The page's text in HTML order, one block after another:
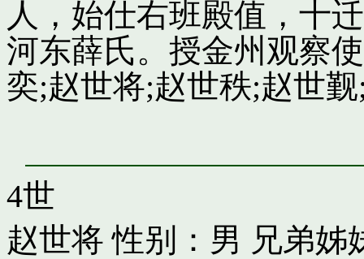
人，始仕右班殿值，十
河东薛氏。授金州观察
奕;赵世将;赵世秩;赵世
4世
赵世将 性别：男 兄弟姊